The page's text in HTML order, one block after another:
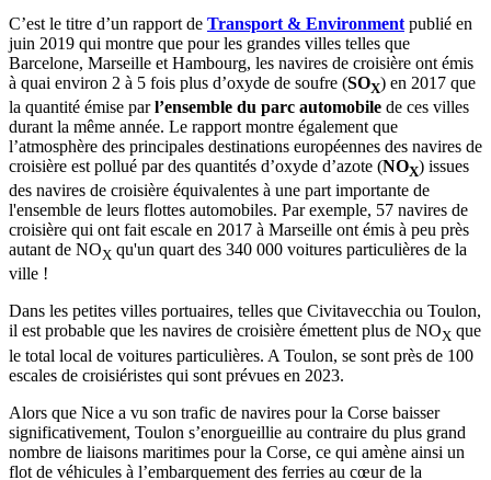
C’est le titre d’un rapport de Transport & Environment publié en
juin 2019 qui montre que pour les grandes villes telles que
Barcelone, Marseille et Hambourg, les navires de croisière ont émis
à quai environ 2 à 5 fois plus d’oxyde de soufre (SOX) en 2017 que
la quantité émise parl’ensemble du parc automobile de ces villes
durant la même année. Le rapport montre également que
l’atmosphère des principales destinations européennes des navires de
croisière est pollué par des quantités d’oxyde d’azote (NOX) issues
des navires de croisière équivalentes à une part importante de
l'ensemble de leurs flottes automobiles. Par exemple, 57 navires de
croisière qui ont fait escale en 2017 à Marseille ont émis à peu près
autant de NOX qu'un quart des 340 000 voitures particulières de la
ville !
Dans les petites villes portuaires, telles que Civitavecchia ou Toulon,
il est probable que les navires de croisière émettent plus de NOX que
le total local de voitures particulières. A Toulon, se sont près de 100
escales de croisiéristes qui sont prévues en 2023.
Alors que Nice a vu son trafic de navires pour la Corse baisser
significativement, Toulon s’enorgueillie au contraire du plus grand
nombre de liaisons maritimes pour la Corse, ce qui amène ainsi un
flot de véhicules à l’embarquement des ferries au cœur de la